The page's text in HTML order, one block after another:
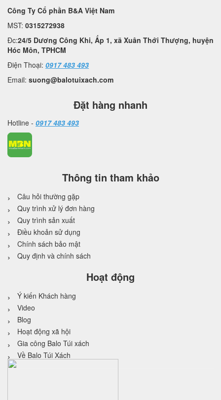
Công Ty Cổ phần B&A Việt Nam
MST: 0315272938
Đc:24/5 Dương Công Khi, Ấp 1, xã Xuân Thới Thượng, huyện
Hóc Môn, TPHCM
Điện Thoại: 0917 483 493
Email: suong@balotuixach.com
Đặt hàng nhanh
Hotline - 0917 483 493
Thông tin tham khảo
Câu hỏi thường gặp
Quy trình xử lý đơn hàng
Quy trình sản xuất
Điều khoản sử dụng
Chính sách bảo mật
Quy định và chính sách
Hoạt động
Ý kiến Khách hàng
Video
Blog
Hoạt động xã hội
Gia công Balo Túi xách
Về Balo Túi Xách